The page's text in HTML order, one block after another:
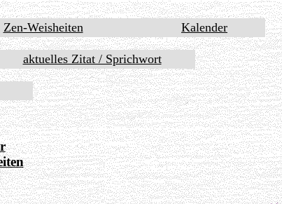
Zen-Weisheiten Kalender
aktuelles Zitat / Sprichwort